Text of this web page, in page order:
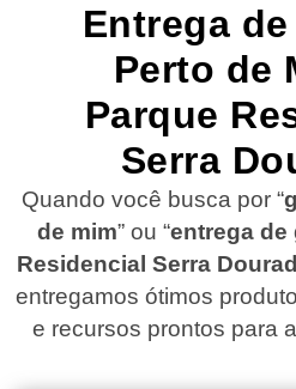
Entrega
Perto de
Parque
Serra
Quando você busca por “
de mim” ou “entrega de
Residencial Serra
entregamos ótimos
e recursos prontos para